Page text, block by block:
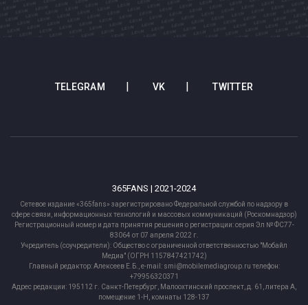
TELEGRAM VK TWITTER
365FANS | 2021-2024
Сетевое издание «365fans» зарегистрировано Федеральной службой по надзору в
сфере связи, информационных технологий и массовых коммуникаций (Роскомнадзор)
Регистрационный номер и дата принятия решения о регистрации: серия Эл № ФС77-
83064 от 07 апреля 2022 г.
Учредитель (соучредители): Общество с ограниченной ответственностью "Мобайл
Медиа" (ОГРН 1157847421742)
Главный редактор: Алексеев Е.Б., e-mail: smi@mobilemediagroup.ru телефон:
+79956320371
Адрес редакции: 195112 г. Санкт-Петербург, Малоохтинский проспект, д. 61, литера А,
помещение 1-Н, комнаты 128-137